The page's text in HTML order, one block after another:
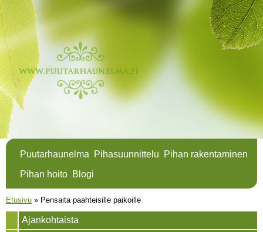
Puutarhaunelma Pihasuunnittelu
Pihan rakentaminen
Pihan hoito Blogi
Olet täällä
Etusivu » Pensaita paahteisille paikoille
Ajankohtaista